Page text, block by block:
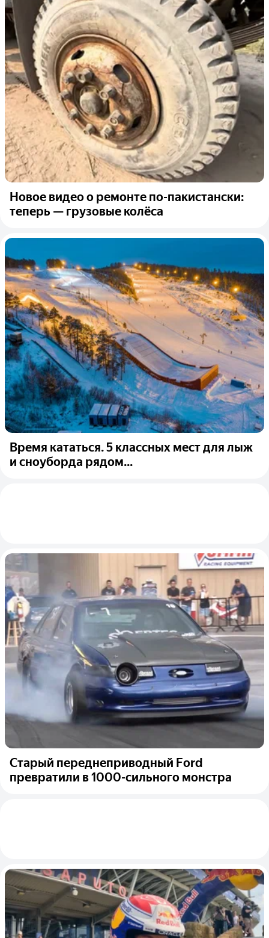
Новое видео о ремонте по-пакистански:
теперь — грузовые колёса
Время кататься. 5 классных мест для лыж
и сноуборда рядом...
Старый переднеприводный Ford
превратили в 1000-сильного монстра